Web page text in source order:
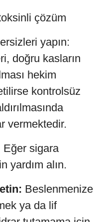
çözüm
yapın:
doğru kasların
hekim
kontrolsüz
vermektedir.
Eğer sigara
yardım alın.
Beslenmenize
ya da lif